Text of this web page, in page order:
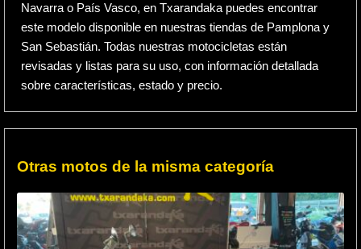
Navarra o País Vasco, en Txarandaka puedes encontrar
este modelo disponible en nuestras tiendas de Pamplona y
San Sebastián. Todas nuestras motocicletas están
revisadas y listas para su uso, con información detallada
sobre características, estado y precio.
Otras motos de la misma categoría